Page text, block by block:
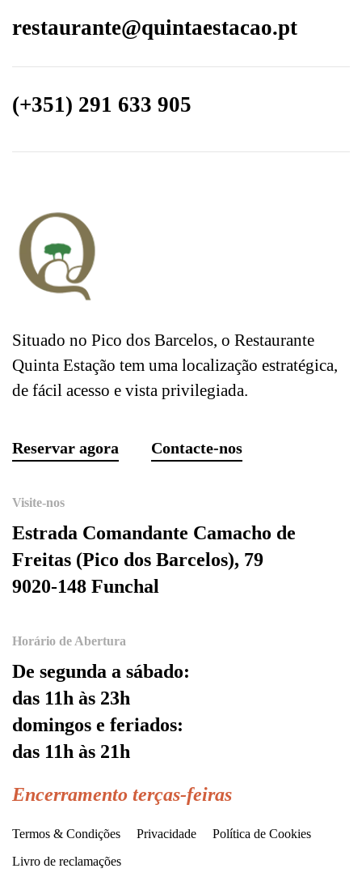
restaurante@quintaestacao.pt
(+351) 291 633 905
Situado no Pico dos Barcelos, o Restaurante
Quinta Estação tem uma localização estratégica,
de fácil acesso e vista privilegiada.
Reservar agora Contacte-nos
Visite-nos
Estrada Comandante Camacho de
Freitas (Pico dos Barcelos), 79
9020-148 Funchal
Horário de Abertura
De segunda a sábado:
das 11h às 23h
domingos e feriados:
das 11h às 21h
Encerramento terças-feiras
Termos & Condições Privacidade
Política de Cookies
Livro de reclamações